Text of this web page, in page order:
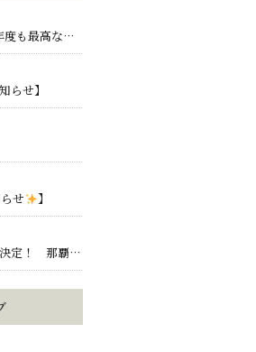
【Thank you!】今年度も最高な毎日をありがとう。CLAN・clana・CUCUから愛を込めて。
らせ】
せ 】
スタイリスト募集の決定！ 那覇 宜野湾 北谷 求人 正社員 業務委託